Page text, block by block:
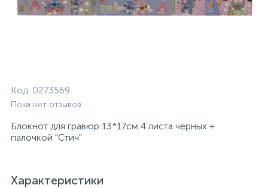
Код: 0273569
Пока нет отзывов
Блокнот для гравюр 13*17см 4 листа черных +
палочкой "Стич"
Характеристики